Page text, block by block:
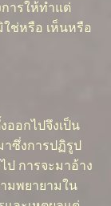
ารให้ทำแต่
ใช่หรือ เห็นหรือ
อกไปจึงเป็น
ซึ่งการปฏิรูป
การจะมาอ้าง
มพยายามใน